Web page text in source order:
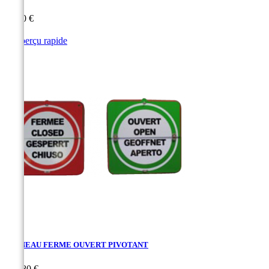
55,30 €
Aperçu rapide
PANNEAU FERME OUVERT PIVOTANT